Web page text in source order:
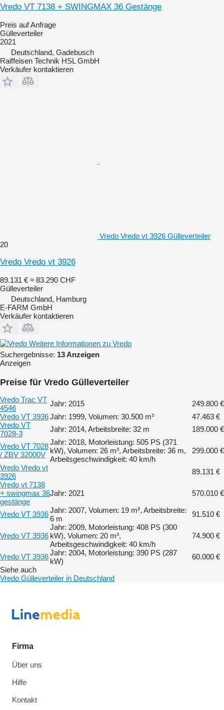
Vredo VT 7138 + SWINGMAX 36 Gestänge
Preis auf Anfrage
Gülleverteiler
2021
Deutschland, Gadebusch
Raiffeisen Technik HSL GmbH
Verkäufer kontaktieren
Vredo Vredo vt 3926 Gülleverteiler
20
Vredo Vredo vt 3926
89.131 € ≈ 83.290 CHF
Gülleverteiler
Deutschland, Hamburg
E-FARM GmbH
Verkäufer kontaktieren
Weitere Informationen zu Vredo
Suchergebnisse: 13 Anzeigen
Anzeigen
Preise für Vredo Gülleverteiler
Vredo Trac VT
4546
Jahr: 2015
249.800 €
Vredo VT 3936Jahr: 1999, Volumen: 30.500 m³
47.463 €
Vredo VT
7028-3
Jahr: 2014, Arbeitsbreite: 32 m
189.000 €
Vredo VT 7028
/ ZBV 32000V
Jahr: 2018, Motorleistung: 505 PS (371
kW), Volumen: 26 m³, Arbeitsbreite: 36 m,
Arbeitsgeschwindigkeit: 40 km/h
299.000 €
Vredo Vredo vt
3926
89.131 €
Vredo vt 7138
+ swingmax 36
gestänge
Jahr: 2021 570.010 €
Vredo VT 3936Jahr: 2007, Volumen: 19 m³, Arbeitsbreite:
6 m
91.510 €
Vredo VT 3936
Jahr: 2009, Motorleistung: 408 PS (300
kW), Volumen: 20 m³,
Arbeitsgeschwindigkeit: 40 km/h
74.900 €
Vredo VT 3936Jahr: 2004, Motorleistung: 390 PS (287
kW)
60.000 €
Siehe auch
Vredo Gülleverteiler in Deutschland
Firma
Über uns
Hilfe
Kontakt